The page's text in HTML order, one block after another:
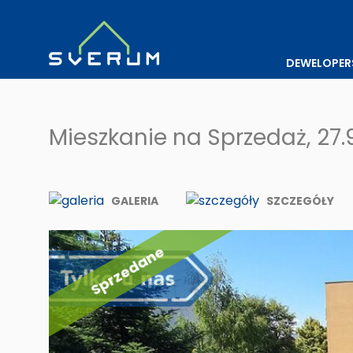
Mieszkanie na Sprzedaż,
GALERIA SZCZEGÓŁY
Sprzedane